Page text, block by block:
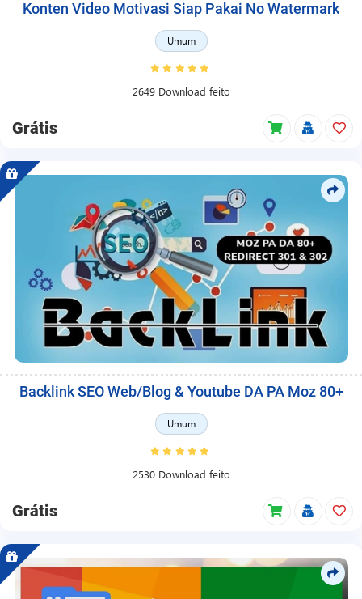
Konten Video Motivasi Siap Pakai No Watermark
Umum
2649 Download feito
Grátis
Backlink SEO Web/Blog & Youtube DA PA Moz 80+
Umum
2530 Download feito
Grátis